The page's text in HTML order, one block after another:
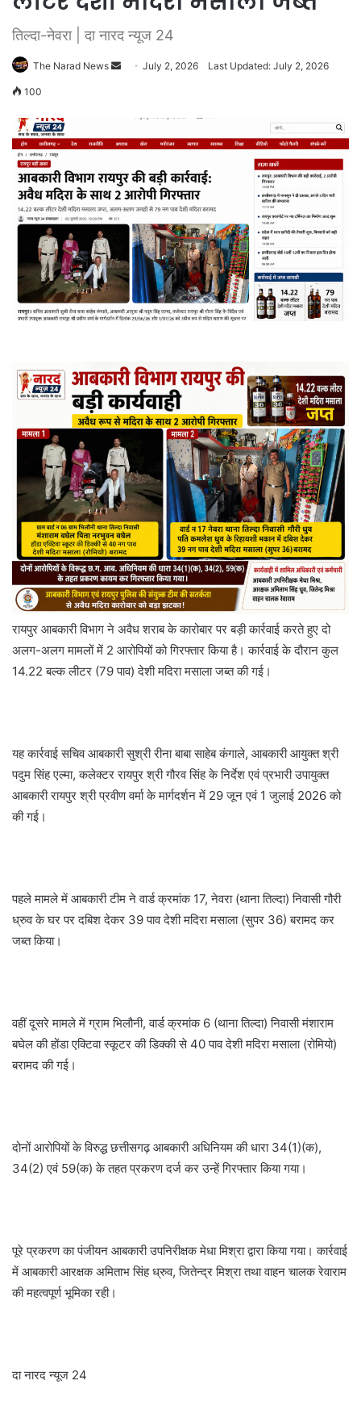
तिल्दा-नेवरा | दा नारद न्यूज 24
The Narad News
Send July 2, 2026 Last Updated: July 2, 2026
100
रायपुर आबकारी विभाग ने अवैध शराब के कारोबार पर बड़ी कार्रवाई करते हुए दो
अलग-अलग मामलों में 2 आरोपियों को गिरफ्तार किया है। कार्रवाई के दौरान कुल
14.22 बल्क लीटर (79 पाव) देशी मदिरा मसाला जब्त की गई।
यह कार्रवाई सचिव आबकारी सुश्री रीना बाबा साहेब कंगाले, आबकारी आयुक्त श्री
पदुम सिंह एल्मा, कलेक्टर रायपुर श्री गौरव सिंह के निर्देश एवं प्रभारी उपायुक्त
आबकारी रायपुर श्री प्रवीण वर्मा के मार्गदर्शन में 29 जून एवं 1 जुलाई 2026 को
की गई।
पहले मामले में आबकारी टीम ने वार्ड क्रमांक 17, नेवरा (थाना तिल्दा) निवासी गौरी
ध्रुव के घर पर दबिश देकर 39 पाव देशी मदिरा मसाला (सुपर 36) बरामद कर
जब्त किया।
वहीं दूसरे मामले में ग्राम भिलौनी, वार्ड क्रमांक 6 (थाना तिल्दा) निवासी मंशाराम
बघेल की होंडा एक्टिवा स्कूटर की डिक्की से 40 पाव देशी मदिरा मसाला (रोमियो)
बरामद की गई।
दोनों आरोपियों के विरुद्ध छत्तीसगढ़ आबकारी अधिनियम की धारा 34(1)(क),
34(2) एवं 59(क) के तहत प्रकरण दर्ज कर उन्हें गिरफ्तार किया गया।
पूरे प्रकरण का पंजीयन आबकारी उपनिरीक्षक मेधा मिश्रा द्वारा किया गया। कार्रवाई
में आबकारी आरक्षक अमिताभ सिंह ध्रुव, जितेन्द्र मिश्रा तथा वाहन चालक रेवाराम
की महत्वपूर्ण भूमिका रही।
दा नारद न्यूज 24